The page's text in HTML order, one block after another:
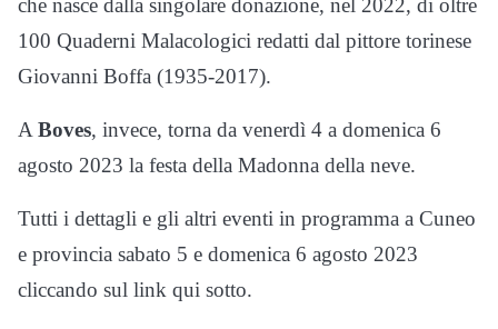
100 Quaderni Malacologici redatti dal pittore torinese
Giovanni Boffa (1935-2017).
A Boves, invece, torna da venerdì 4 a domenica 6
agosto 2023 la festa della Madonna della neve.
Tutti i dettagli e gli altri eventi in programma a Cuneo
e provincia sabato 5 e domenica 6 agosto 2023
cliccando sul link qui sotto.